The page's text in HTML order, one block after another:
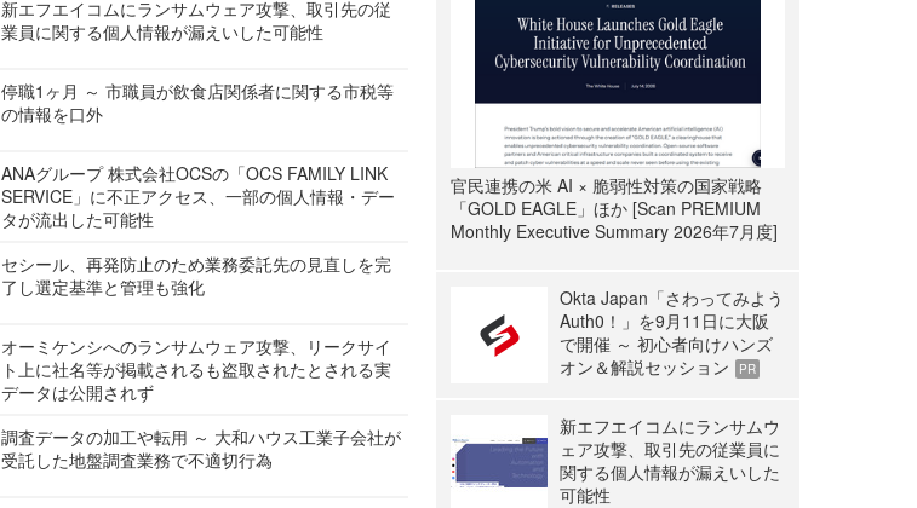
新エフエイコムにランサムウェア攻撃、取引先の従
業員に関する個人情報が漏えいした可能性
停職1ヶ月 ～ 市職員が飲食店関係者に関する市税等
の情報を口外
ANAグループ 株式会社OCSの「OCS FAMILY LINK
SERVICE」に不正アクセス、一部の個人情報・デー
タが流出した可能性
セシール、再発防止のため業務委託先の見直しを完
了し選定基準と管理も強化
オーミケンシへのランサムウェア攻撃、リークサイ
ト上に社名等が掲載されるも盗取されたとされる実
データは公開されず
調査データの加工や転用 ～ 大和ハウス工業子会社が
受託した地盤調査業務で不適切行為
官民連携の米 AI × 脆弱性対策の国家戦略
「GOLD EAGLE」ほか [Scan PREMIUM
Monthly Executive Summary 2026年7月度]
Okta Japan「さわってみよう
Auth0！」を9月11日に大阪
で開催 ～ 初心者向けハンズ
オン＆解説セッション
PR
新エフエイコムにランサムウ
ェア攻撃、取引先の従業員に
関する個人情報が漏えいした
可能性